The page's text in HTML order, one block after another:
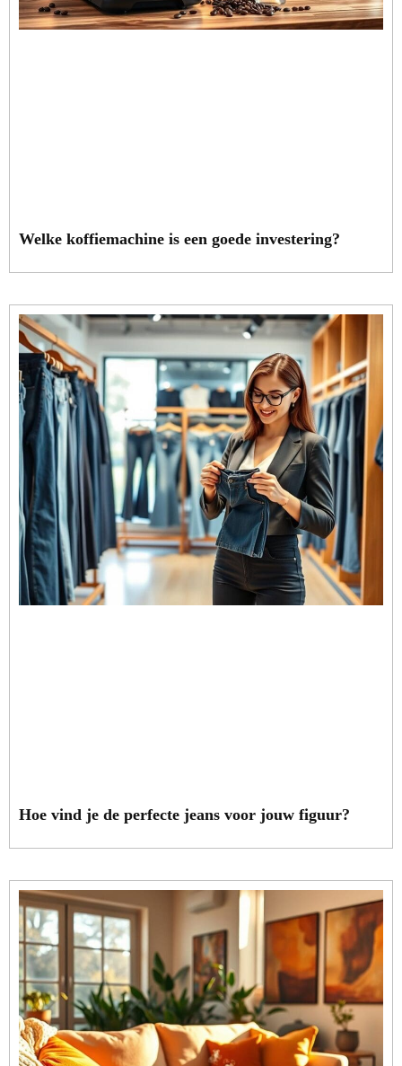
Welke koffiemachine is een goede investering?
Hoe vind je de perfecte jeans voor jouw figuur?